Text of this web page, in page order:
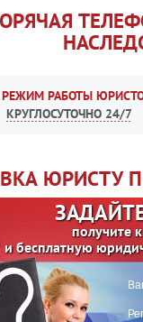
РЕЖИМ РАБОТЫ
КРУГЛОСУТОЧНО 24/7
ЮРИСТУ
получите
и бесплатную